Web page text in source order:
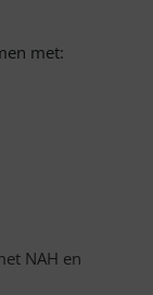
met:
NAH en